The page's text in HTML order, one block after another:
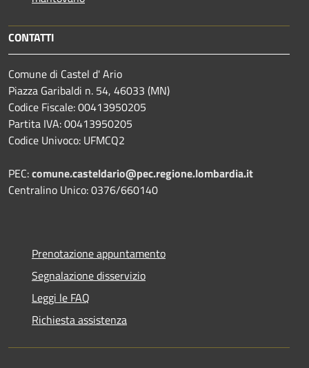
CONTATTI
Comune di Castel d' Ario
Piazza Garibaldi n. 54, 46033 (MN)
Codice Fiscale: 00413950205
Partita IVA: 00413950205
Codice Univoco: UFMCQ2
PEC:comune.casteldario@pec.regione.lombardia.it
Centralino Unico: 0376/660140
Prenotazione appuntamento
Segnalazione disservizio
Leggi le FAQ
Richiesta assistenza